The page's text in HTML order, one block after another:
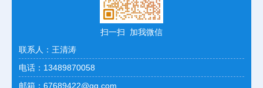
扫一扫 加我微信
联系人：王清涛
电话：13489870058
邮箱：67689422@qq.com